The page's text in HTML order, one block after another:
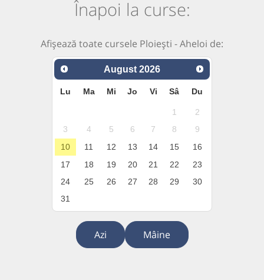
Înapoi la curse:
Afișează toate cursele Ploiești - Aheloi de:
August 2026
Lu Ma Mi Jo Vi Sâ Du
1
2
3
4 5 6 7 8
9
10
11 12 13 14 15
16
17
18 19 20 21 22
23
24
25 26 27 28 29
30
31
Azi Mâine